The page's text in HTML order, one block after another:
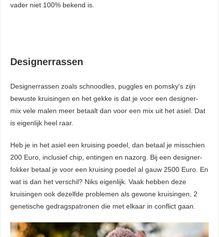
vader niet 100% bekend is.
Designerrassen
Designerrassen zoals schnoodles, puggles en pomsky's zijn
bewuste kruisingen en het gekke is dat je voor een designer-
mix vele malen meer betaalt dan voor een mix uit het asiel. Dat
is eigenlijk heel raar.
Heb je in het asiel een kruising poedel, dan betaal je misschien
200 Euro, inclusief chip, entingen en nazorg. Bij een designer-
fokker betaal je voor een kruising poedel al gauw 2500 Euro. En
wat is dan het verschil? Niks eigenlijk. Vaak hebben deze
kruisingen ook dezelfde problemen als gewone kruisingen, 2
genetische gedragspatronen die met elkaar in conflict gaan.